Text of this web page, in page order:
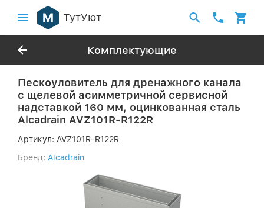
ТутУют
Комплектующие
Пескоуловитель для дренажного канала
с щелевой асимметричной сервисной
надставкой 160 мм, оцинкованная сталь
Alcadrain AVZ101R-R122R
Артикул: AVZ101R-R122R
Бренд: Alcadrain